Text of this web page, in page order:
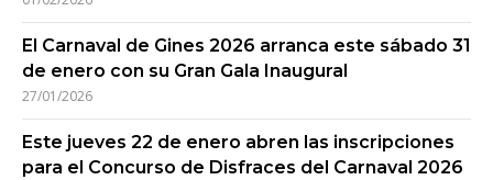
El Carnaval de Gines 2026 arranca este sábado 31
de enero con su Gran Gala Inaugural
27/01/2026
Este jueves 22 de enero abren las inscripciones
para el Concurso de Disfraces del Carnaval 2026